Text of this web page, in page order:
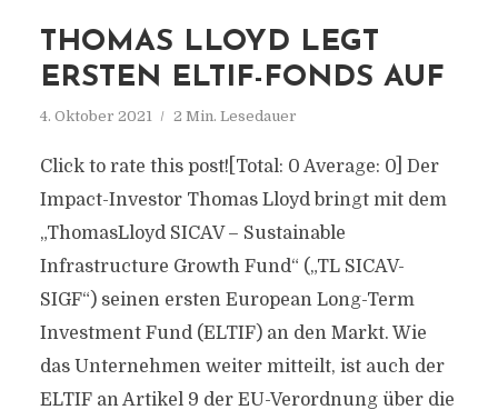
THOMAS LLOYD LEGT
ERSTEN ELTIF-FONDS AUF
4. Oktober 2021 2 Min. Lesedauer
Click to rate this post![Total: 0 Average: 0] Der
Impact-Investor Thomas Lloyd bringt mit dem
„ThomasLloyd SICAV – Sustainable
Infrastructure Growth Fund“ („TL SICAV-
SIGF“) seinen ersten European Long-Term
Investment Fund (ELTIF) an den Markt. Wie
das Unternehmen weiter mitteilt, ist auch der
ELTIF an Artikel 9 der EU-Verordnung über die